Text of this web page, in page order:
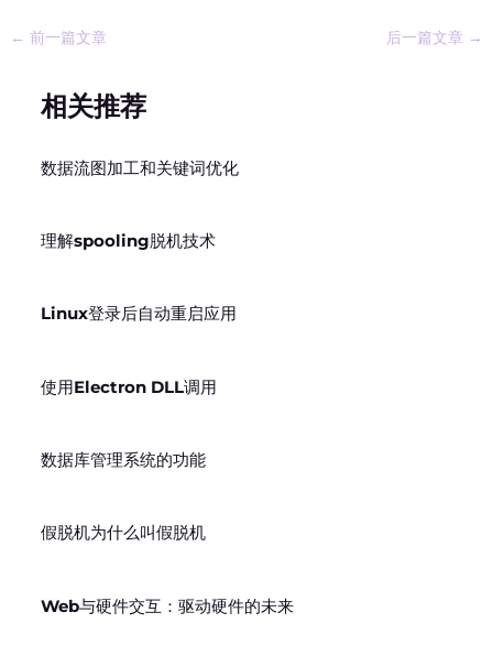
← 前一篇文章 后一篇文章 →
相关推荐
数据流图加工和关键词优化
理解spooling脱机技术
Linux登录后自动重启应用
使用Electron DLL调用
数据库管理系统的功能
假脱机为什么叫假脱机
Web与硬件交互：驱动硬件的未来